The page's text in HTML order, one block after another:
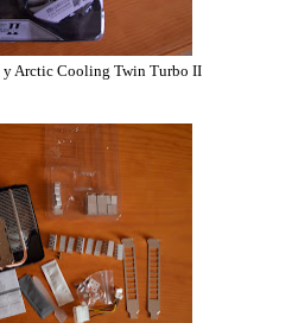
y Arctic Cooling Twin Turbo II